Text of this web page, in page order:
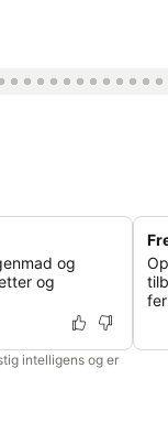
og
og
intelligens og er